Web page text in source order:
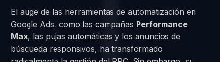
El auge de las herramientas de automatización en
Google Ads, como las campañas Performance
Max, las pujas automáticas y los anuncios de
búsqueda responsivos, ha transformado